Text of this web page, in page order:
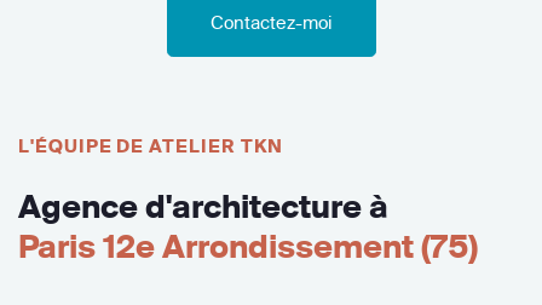
Contactez-moi
L'ÉQUIPE DE ATELIER TKN
Agence d'architecture à
Paris 12e Arrondissement (75)